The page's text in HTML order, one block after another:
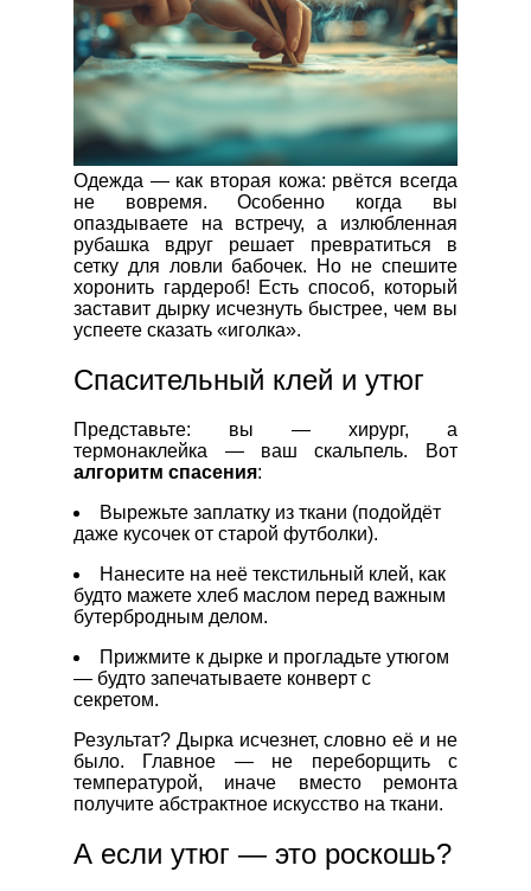
Одежда — как вторая кожа: рвётся всегда
не вовремя. Особенно когда вы
опаздываете на встречу, а излюбленная
рубашка вдруг решает превратиться в
сетку для ловли бабочек. Но не спешите
хоронить гардероб! Есть способ, который
заставит дырку исчезнуть быстрее, чем вы
успеете сказать «иголка».
Спасительный клей и утюг
Представьте: вы — хирург, а
термонаклейка — ваш скальпель. Вот
алгоритм спасения:
Вырежьте заплатку из ткани (подойдёт
даже кусочек от старой футболки).
Нанесите на неё текстильный клей, как
будто мажете хлеб маслом перед важным
бутербродным делом.
Прижмите к дырке и прогладьте утюгом
— будто запечатываете конверт с
секретом.
Результат? Дырка исчезнет, словно её и не
было. Главное — не переборщить с
температурой, иначе вместо ремонта
получите абстрактное искусство на ткани.
А если утюг — это роскошь?